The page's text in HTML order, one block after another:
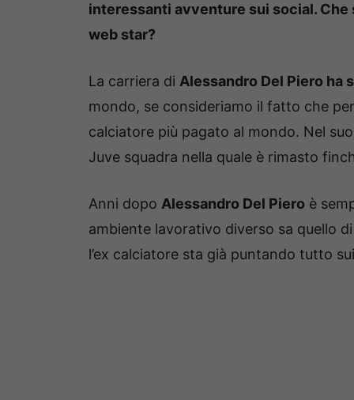
interessanti avventure sui social.
web star?
La carriera di Alessandro Del Piero ha
mondo, se consideriamo il fatto che
calciatore più pagato al mondo. Nel
Juve squadra nella quale è rimasto
Anni dopo Alessandro Del Piero è
ambiente lavorativo diverso sa quello
l’ex calciatore sta già puntando tutto